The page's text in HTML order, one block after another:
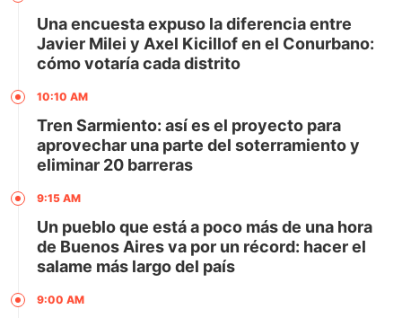
Una encuesta expuso la diferencia entre
Javier Milei y Axel Kicillof en el Conurbano:
cómo votaría cada distrito
10:10 AM
Tren Sarmiento: así es el proyecto para
aprovechar una parte del soterramiento y
eliminar 20 barreras
9:15 AM
Un pueblo que está a poco más de una hora
de Buenos Aires va por un récord: hacer el
salame más largo del país
9:00 AM